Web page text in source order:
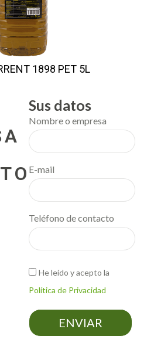
1898 PET 5L
Sus datos
Nombre o empresa
E-mail
Teléfono de contacto
He leído y acepto la
Política de Privacidad
ENVIAR